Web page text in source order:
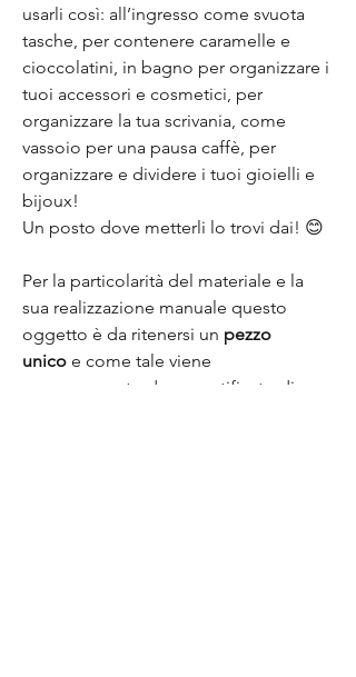
usarli così: all’ingresso come svuota
tasche, per contenere caramelle e
cioccolatini, in bagno per organizzare i
tuoi accessori e cosmetici, per
organizzare la tua scrivania, come
vassoio per una pausa caffè, per
organizzare e dividere i tuoi gioielli e
bijoux!
Un posto dove metterli lo trovi dai! 😊
Per la particolarità del materiale e la
sua realizzazione manuale questo
oggetto è da ritenersi un pezzo
unico e come tale viene
accompagnato da un certificato di